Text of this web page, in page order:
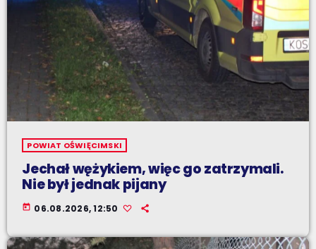
POWIAT OŚWIĘCIMSKI
Jechał wężykiem, więc go zatrzymali.
Nie był jednak pijany
today 06.08.2026, 12:50